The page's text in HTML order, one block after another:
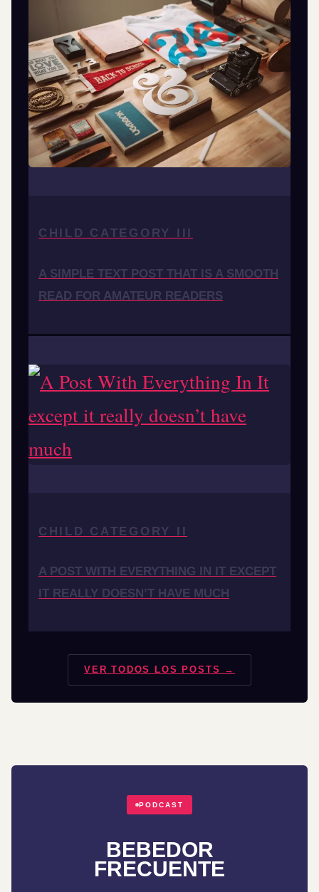
CHILD CATEGORY III
A SIMPLE TEXT POST THAT IS A SMOOTH
READ FOR AMATEUR READERS
CHILD CATEGORY II
A POST WITH EVERYTHING IN IT EXCEPT
IT REALLY DOESN’T HAVE MUCH
VER TODOS LOS POSTS →
PODCAST
BEBEDOR
FRECUENTE